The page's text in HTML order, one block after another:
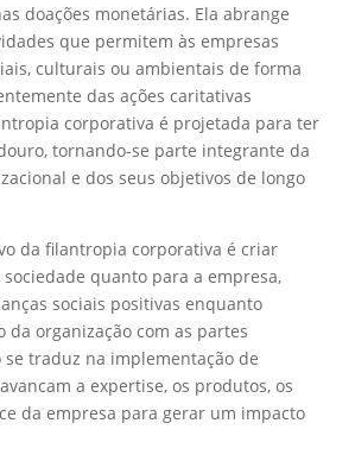
doações monetárias. Ela abrange
que permitem às empresas
culturais ou ambientais de forma
das ações caritativas
corporativa é projetada para ter
tornando-se parte integrante da
e dos seus objetivos de longo
da filantropia corporativa é criar
quanto para a empresa,
sociais positivas enquanto
da organização com as partes
se traduz na implementação de
a expertise, os produtos, os
da empresa para gerar um impacto